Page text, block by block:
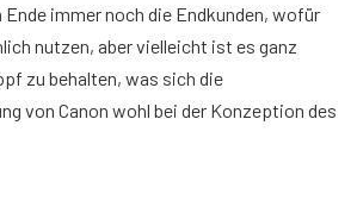
immer noch die Endkunden, wofür
nutzen, aber vielleicht ist es ganz
zu behalten, was sich die
von Canon wohl bei der Konzeption des